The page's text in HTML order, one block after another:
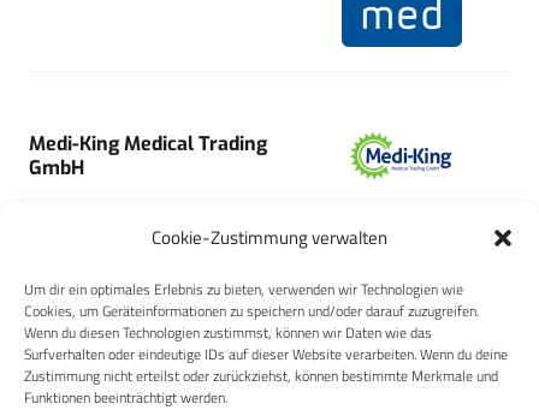
Cookie-Zustimmung verwalten
Um dir ein optimales Erlebnis zu bieten, verwenden wir Technologien wie
Cookies, um Geräteinformationen zu speichern und/oder darauf zuzugreifen.
Wenn du diesen Technologien zustimmst, können wir Daten wie das
Surfverhalten oder eindeutige IDs auf dieser Website verarbeiten. Wenn du deine
Zustimmung nicht erteilst oder zurückziehst, können bestimmte Merkmale und
Funktionen beeinträchtigt werden.
Medi-King Medical Trading
GmbH
Ziehm Imaging GmbH